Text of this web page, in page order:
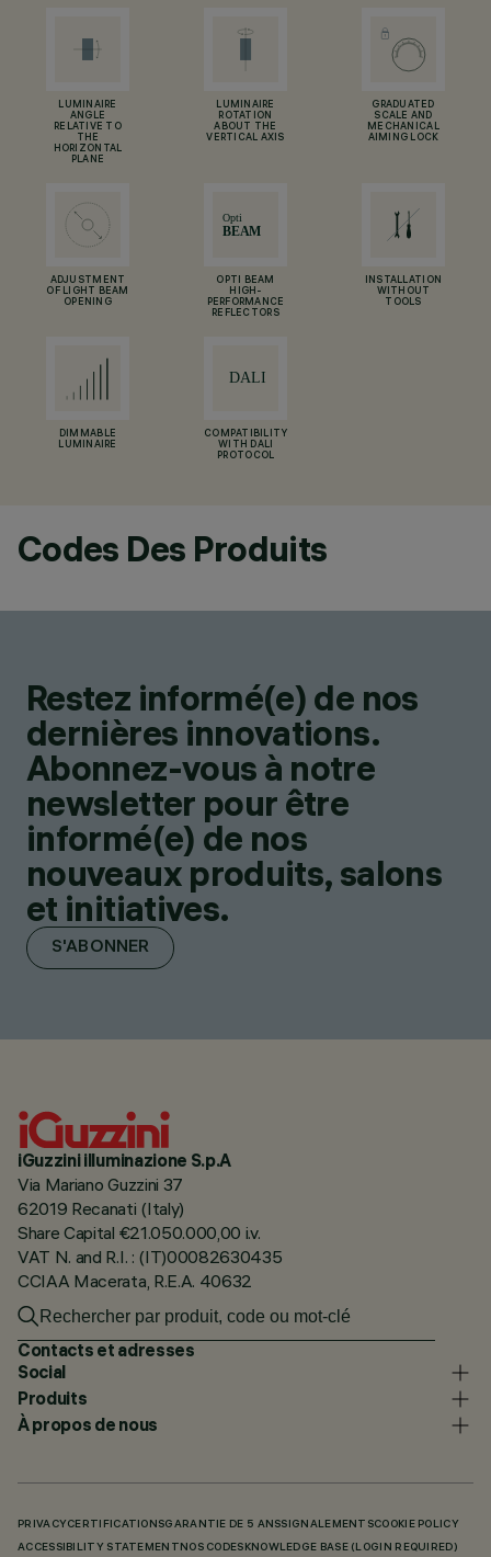
LUMINAIRE
ANGLE
RELATIVE TO
THE
HORIZONTAL
PLANE
LUMINAIRE
ROTATION
ABOUT THE
VERTICAL AXIS
GRADUATED
SCALE AND
MECHANICAL
AIMING LOCK
ADJUSTMENT
OF LIGHT BEAM
OPENING
OPTI BEAM
HIGH-
PERFORMANCE
REFLECTORS
INSTALLATION
WITHOUT
TOOLS
DIMMABLE
LUMINAIRE
COMPATIBILITY
WITH DALI
PROTOCOL
Codes Des Produits
Restez informé(e) de nos
dernières innovations.
Abonnez-vous à notre
newsletter pour être
informé(e) de nos
nouveaux produits, salons
et initiatives.
S'ABONNER
iGuzzini illuminazione S.p.A
Via Mariano Guzzini 37
62019 Recanati (Italy)
Share Capital €21.050.000,00 i.v.
VAT N. and R.I. : (IT)00082630435
CCIAA Macerata, R.E.A. 40632
Contacts et adresses
Social
Produits
À propos de nous
PRIVACY CERTIFICATIONSGARANTIE DE 5 ANSSIGNALEMENTSCOOKIE POLICY
ACCESSIBILITY STATEMENT NOS CODES KNOWLEDGE BASE (LOGIN REQUIRED)